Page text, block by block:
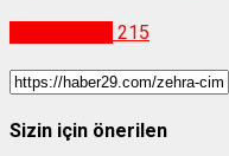
215
Sizin için önerilen